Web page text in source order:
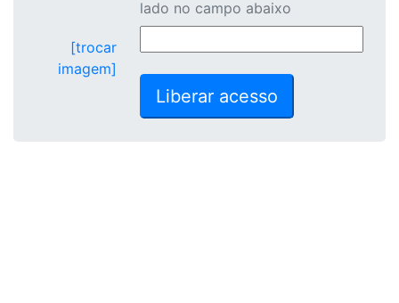
[trocar
imagem]
lado no campo abaixo